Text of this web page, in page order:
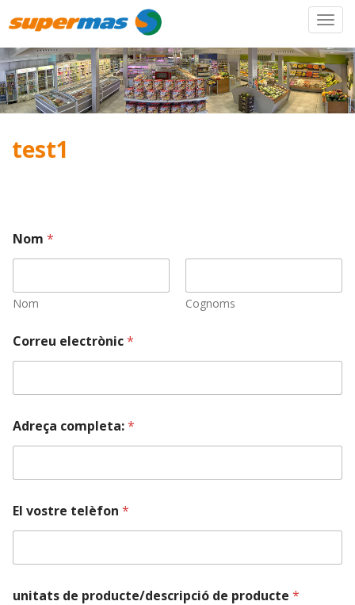
test1
Nom *
Nom Cognoms
Correu electrònic*
Adreça completa:*
El vostre telèfon *
unitats de producte/descripció de producte *